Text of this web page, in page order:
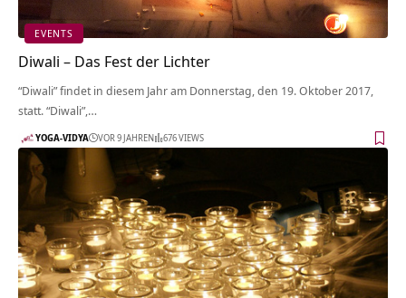
EVENTS
Diwali – Das Fest der Lichter
“Diwali” findet in diesem Jahr am Donnerstag, den 19. Oktober 2017,
statt. “Diwali”,…
YOGA-VIDYA VOR 9 JAHREN 676 VIEWS